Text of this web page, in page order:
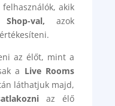
akik
val, azok
az élőt, mint a
a Live Rooms
láthatjuk majd,
az élő